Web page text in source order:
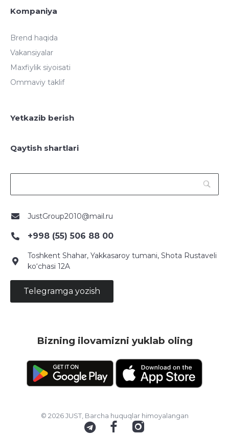
Kompaniya
Brend haqida
Vakansiyalar
Maxfiylik siyoisati
Ommaviy taklif
Yetkazib berish
Qaytish shartlari
JustGroup2010@mail.ru
+998 (55) 506 88 00
Toshkent Shahar, Yakkasaroy tumani, Shota Rustaveli
ko‘chasi 12A
Telegramga yozish
Bizning ilovamizni yuklab oling
© 2026 JUST, Barcha huquqlar himoyalangan